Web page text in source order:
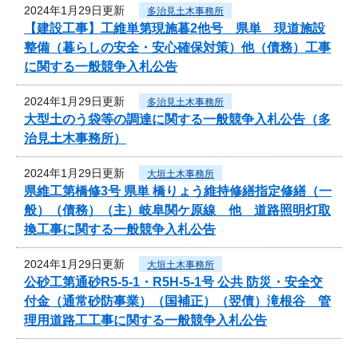
2024年1月29日更新 多治見土木事務所
【建設工事】工維単第現施暮2他号 県単 現道施設
整備（暮らしの安全・安心確保対策）他（債務）工事
に関する一般競争入札公告
2024年1月29日更新 多治見土木事務所
大型土のう袋等の調達に関する一般競争入札公告（多
治見土木事務所）
2024年1月29日更新 大垣土木事務所
県維工第橋修3号 県単 橋りょう維持修繕指定修繕（一
般）（債務）（主）岐阜関ケ原線 他 道路照明灯取
換工事に関する一般競争入札公告
2024年1月29日更新 大垣土木事務所
公砂工第通砂R5-5-1・R5H-5-1号 公共 防災・安全交
付金（通常砂防事業）（国補正）（翌債）滝根谷 管
理用道路工工事に関する一般競争入札公告